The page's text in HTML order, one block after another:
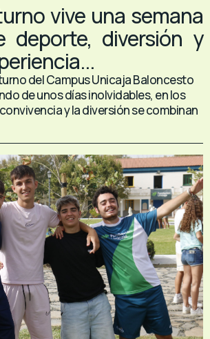
vive una semana
deporte, diversión y
del Campus Unicaja Baloncesto
de unos días inolvidables, en los
y la diversión se combinan